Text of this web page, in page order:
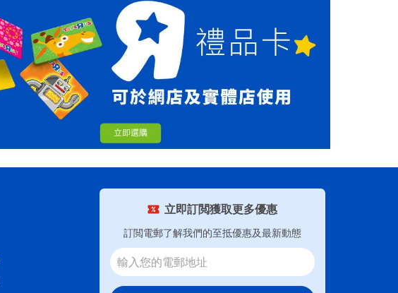
立即訂閲獲取更多優惠
訂閲電郵了解我們的至抵優惠及最新動態